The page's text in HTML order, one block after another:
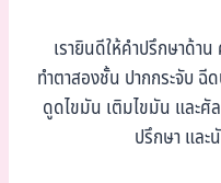
เรายินดีให้คำปรึกษาด้า
ทำตาสองชั้น ปากกระจับ ฉี
ดูดไขมัน เติมไขมัน และศั
ปรึกษา และ